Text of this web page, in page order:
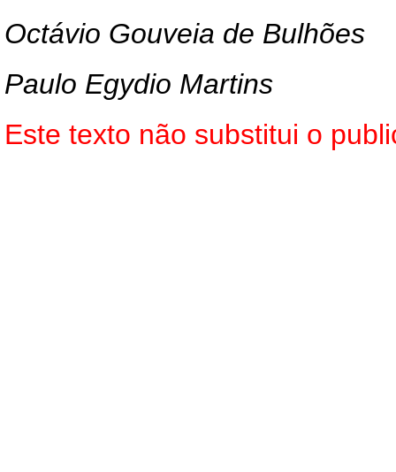
Octávio Gouveia de Bulhões
Paulo Egydio Martins
Este texto não substitui o